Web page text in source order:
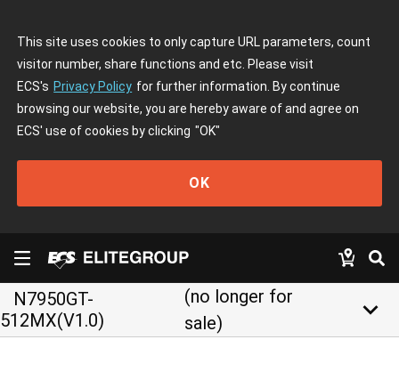
This site uses cookies to only capture URL parameters, count
visitor number, share functions and etc. Please visit
ECS's Privacy Policy for further information. By continue
browsing our website, you are hereby aware of and agree on
ECS' use of cookies by clicking "OK"
OK
N7950GT-
512MX(V1.0)
(no longer for
sale)
keyboard_arrow_down